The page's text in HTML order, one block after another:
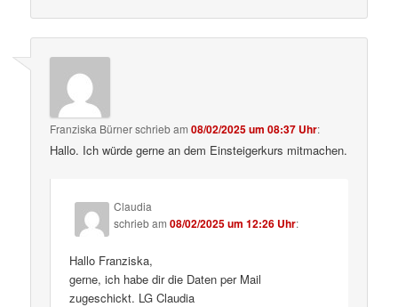
Franziska Bürnerschriebam08/02/2025 um 08:37 Uhr:
Hallo. Ich würde gerne an dem Einsteigerkurs mitmachen.
Claudia
schriebam08/02/2025 um 12:26 Uhr:
Hallo Franziska,
gerne, ich habe dir die Daten per Mail
zugeschickt. LG Claudia